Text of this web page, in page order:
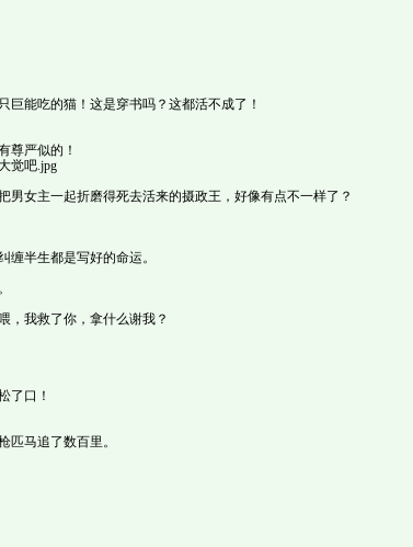
能吃的猫！这是穿书吗？这都活不成了！
尊严似的！
觉吧.jpg
女主一起折磨得死去活来的摄政王，好像有点不一样了？
缠半生都是写好的命运。
我救了你，拿什么谢我？
了口！
匹马追了数百里。